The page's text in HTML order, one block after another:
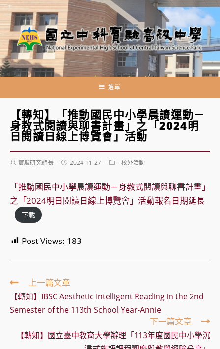
跳
轉
至
主
要
內
選單
【轉知】「推動國民中小學晨讀運動－
身教式閱讀與聊書計畫」之「2024明
日閱讀日線上博覽會」活動
Post實驗研究組長
Post2024-11-27
Post--校外活動
「推動國民中小學晨讀運動－身教式閱讀與聊書計畫」
之「2024明日閱讀日線上博覽會」活動報名日期延長
下載
Post Views: 183
Read
more
articles
上一篇文章
【轉知】IBSC Aesthetic Intelligent Reading in the 2nd
Semester of the 113th School Year-Annie
下一篇文章
【轉知】國立臺中教育大學辦理「113年度國民中小學沉